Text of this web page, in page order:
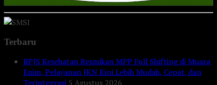
Terbaru
BPJS Kesehatan Resmikan MPP Full Shifting di Muara
Enim, Pelayanan JKN Kini Lebih Mudah, Cepat, dan
Terintegrasi 5 Agustus 2026